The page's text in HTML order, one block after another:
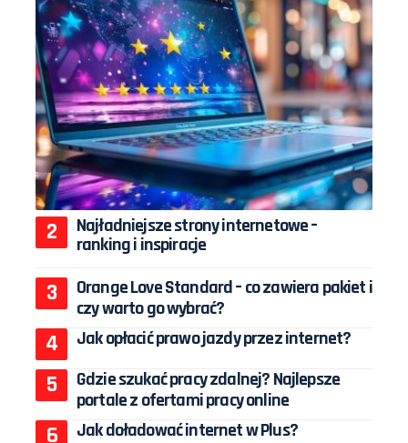
Najładniejsze strony internetowe –
ranking i inspiracje
Orange Love Standard – co zawiera pakiet i
czy warto go wybrać?
Jak opłacić prawo jazdy przez internet?
Gdzie szukać pracy zdalnej? Najlepsze
portale z ofertami pracy online
Jak doładować internet w Plus?